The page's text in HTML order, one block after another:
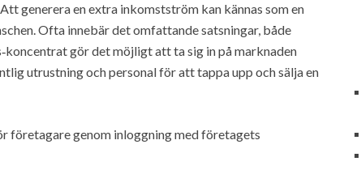
generera en extra inkomstström kan kännas som en
Ofta innebär det omfattande satsningar, både
gör det möjligt att ta sig in på marknaden
utrustning och personal för att tappa upp och sälja en
genom inloggning med företagets